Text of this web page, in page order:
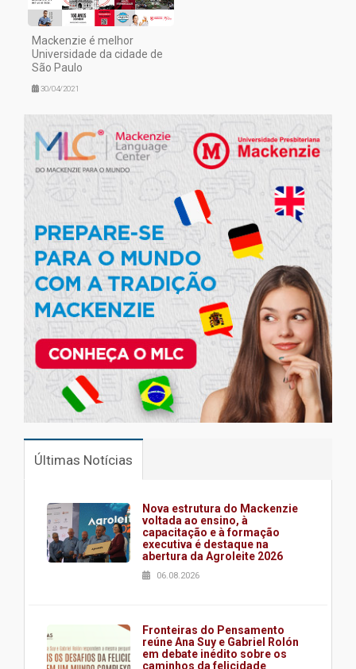
Mackenzie é melhor
Universidade da cidade de
São Paulo
30/04/2021
Últimas Notícias
Nova estrutura do Mackenzie
voltada ao ensino, à
capacitação e à formação
executiva é destaque na
abertura da Agroleite 2026
06.08.2026
Fronteiras do Pensamento
reúne Ana Suy e Gabriel Rolón
em debate inédito sobre os
caminhos da felicidade